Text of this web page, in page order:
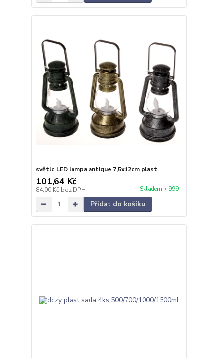
světlo LED lampa antique 7,5x12cm plast
101,64 Kč
84,00 Kč bez DPH Skladem > 999
Přidat do košíku